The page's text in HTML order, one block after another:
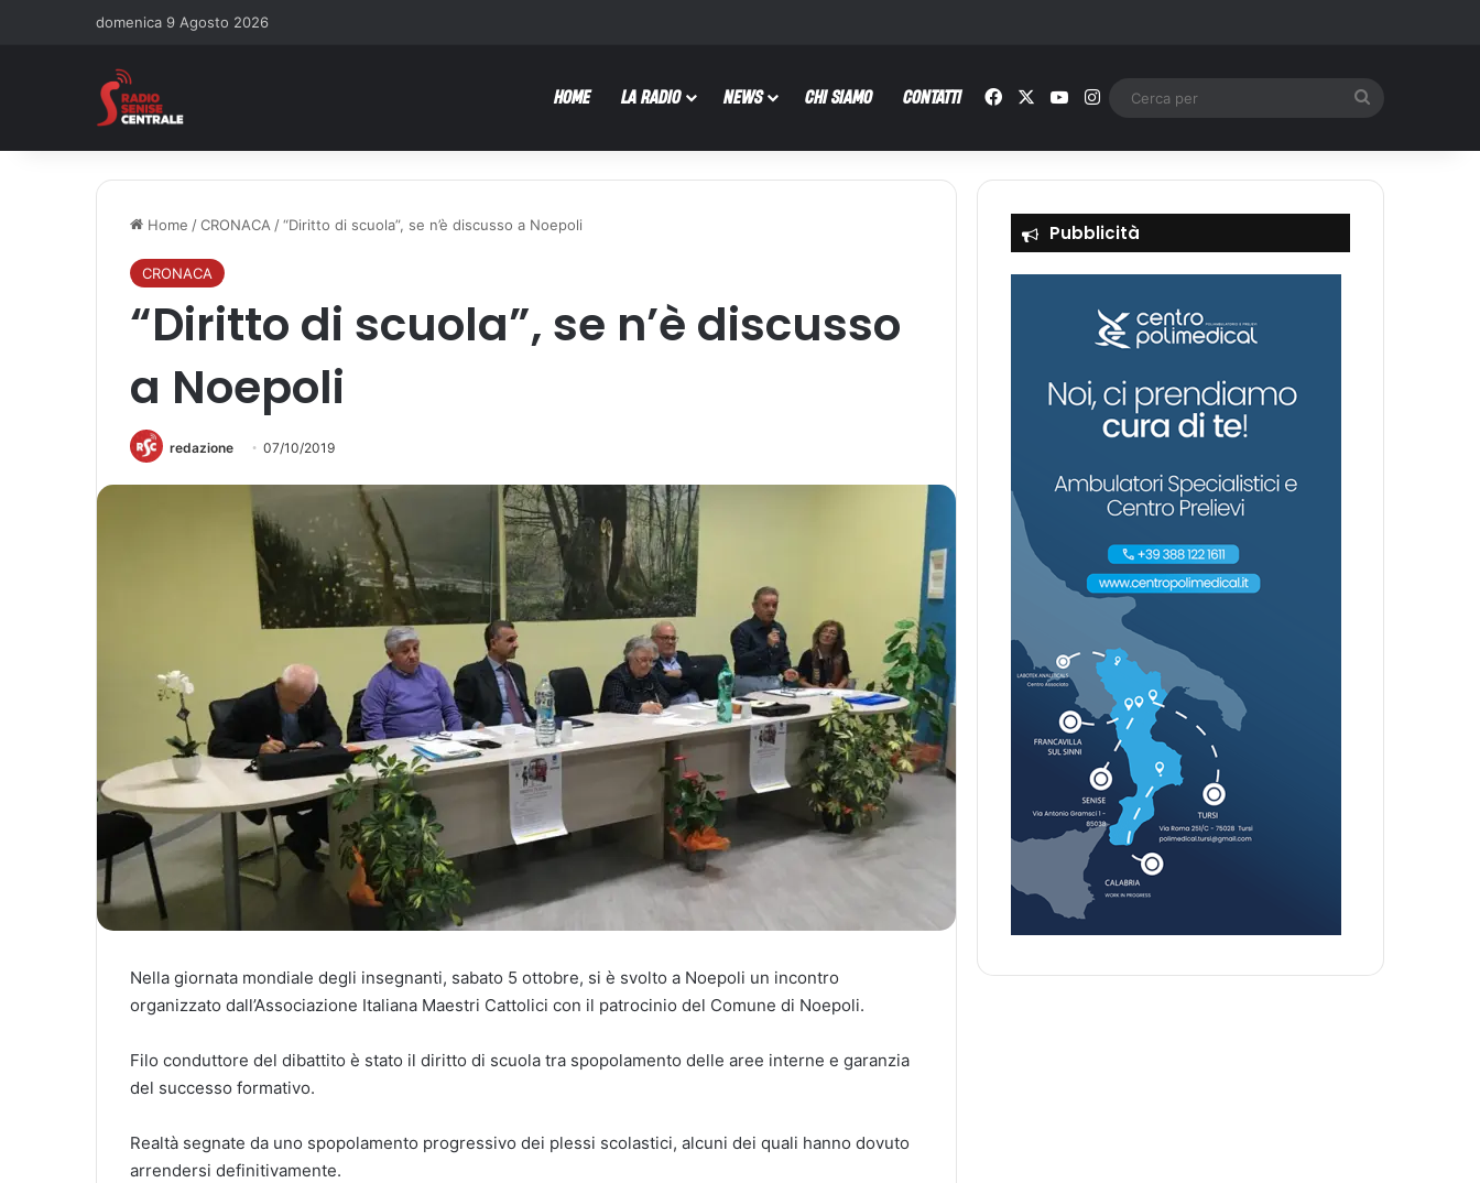
domenica 9 Agosto 2026
HOME LA RADIO NEWS CHI SIAMO CONTATTI Facebook You TubeInstagram
Home /CRONACA /“Diritto di scuola”, se n’è discusso a Noepoli
CRONACA
“Diritto di scuola”, se n’è discusso
a Noepoli
redazione 07/10/2019
Nella giornata mondiale degli insegnanti, sabato 5 ottobre, si è svolto a Noepoli un incontro
organizzato dall’Associazione Italiana Maestri Cattolici con il patrocinio del Comune di Noepoli.
Filo conduttore del dibattito è stato il diritto di scuola tra spopolamento delle aree interne e garanzia
del successo formativo.
Realtà segnate da uno spopolamento progressivo dei plessi scolastici, alcuni dei quali hanno dovuto
arrendersi definitivamente.
Pubblicità